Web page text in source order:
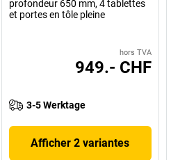
profondeur 650 mm, 4 tablettes
et portes en tôle pleine
hors TVA
949.- CHF
3-5 Werktage
Afficher 2 variantes